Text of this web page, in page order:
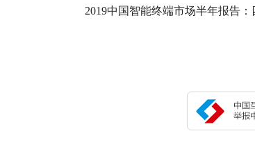
2019中国智能终端市场半年报告